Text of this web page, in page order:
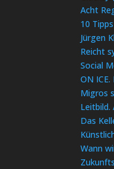
Acht
10
Jürgen
Reicht
Social
ON ICE.
Migros
Leitbild.
Das
Wann